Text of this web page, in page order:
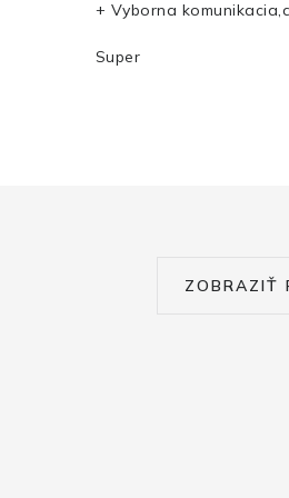
+ Vyborna
Super
ZOBRAZIŤ